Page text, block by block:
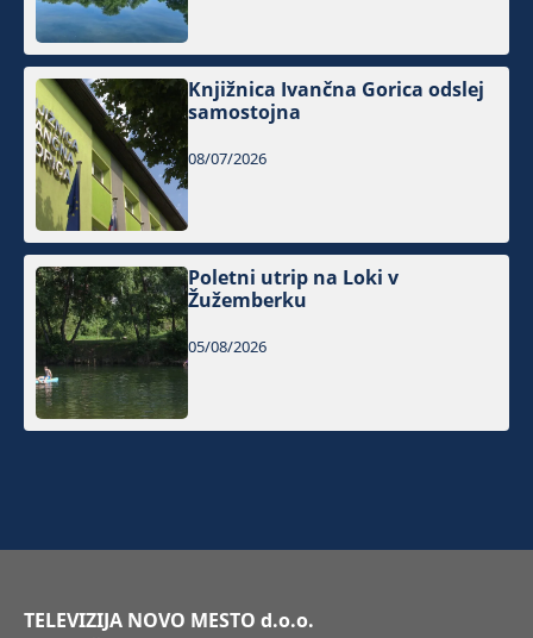
Knjižnica Ivančna Gorica odslej
samostojna
08/07/2026
Poletni utrip na Loki v
Žužemberku
05/08/2026
TELEVIZIJA NOVO MESTO d.o.o.